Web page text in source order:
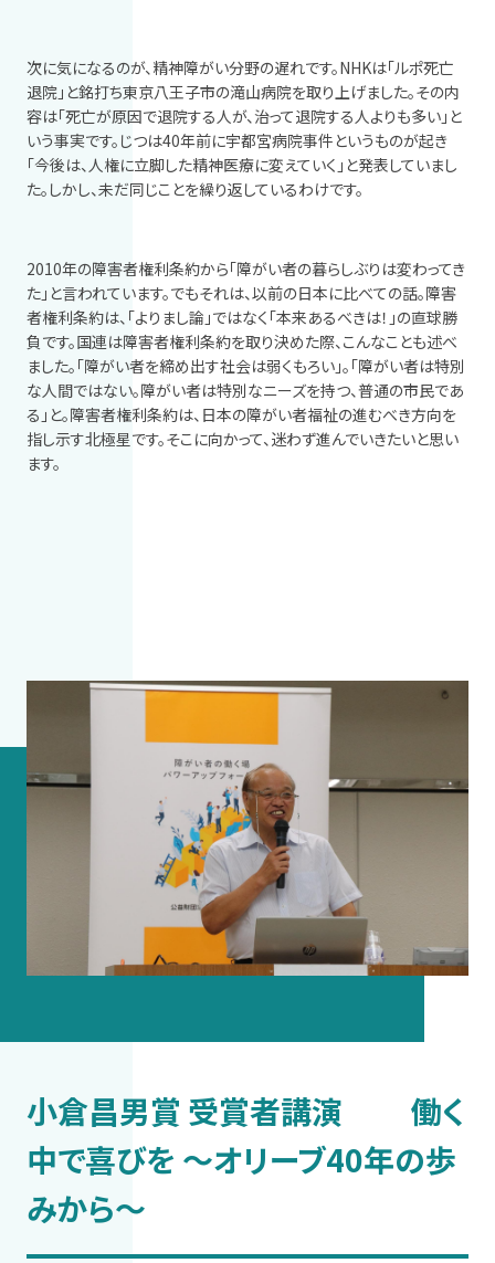
次に気になるのが、精神障がい分野の遅れです。NHKは「ルポ死亡
退院」と銘打ち東京八王子市の滝山病院を取り上げました。その内
容は「死亡が原因で退院する人が、治って退院する人よりも多い」と
いう事実です。じつは40年前に宇都宮病院事件というものが起き
「今後は、人権に立脚した精神医療に変えていく」と発表していまし
た。しかし、未だ同じことを繰り返しているわけです。
2010年の障害者権利条約から「障がい者の暮らしぶりは変わってき
た」と言われています。でもそれは、以前の日本に比べての話。障害
者権利条約は、「よりまし論」ではなく「本来あるべきは！」の直球勝
負です。国連は障害者権利条約を取り決めた際、こんなことも述べ
ました。「障がい者を締め出す社会は弱くもろい」。「障がい者は特別
な人間ではない。障がい者は特別なニーズを持つ、普通の市民であ
る」と。障害者権利条約は、日本の障がい者福祉の進むべき方向を
指し示す北極星です。そこに向かって、迷わず進んでいきたいと思い
ます。
小倉昌男賞 受賞者講演 働く
中で喜びを 〜オリーブ40年の歩
みから〜